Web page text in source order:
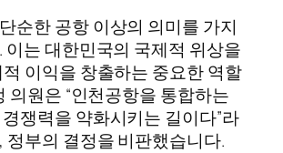
순한 공항 이상의 의미를 가지
이는 대한민국의 국제적 위상을
이익을 창출하는 중요한 역할
의원은 “인천공항을 통합하는
쟁력을 약화시키는 길이다”라
정부의 결정을 비판했습니다.